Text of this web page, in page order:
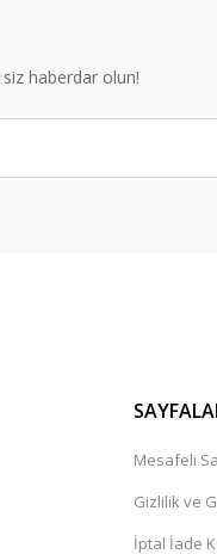
daha pahalı.
olmalı.
haberdar olun!
Mesafeli
Gizlilik ve
İptal İade